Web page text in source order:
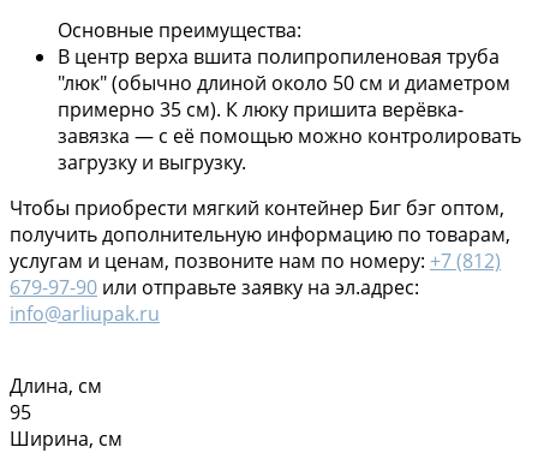
Основные преимущества:
В центр верха вшита полипропиленовая труба
"люк" (обычно длиной около 50 см и диаметром
примерно 35 см). К люку пришита верёвка-
завязка — с её помощью можно контролировать
загрузку и выгрузку.
Чтобы приобрести мягкий контейнер Биг бэг оптом,
получить дополнительную информацию по товарам,
услугам и ценам, позвоните нам по номеру: +7 (812)
679-97-90 или отправьте заявку на эл.адрес:
info@arliupak.ru
Длина, см
95
Ширина, см